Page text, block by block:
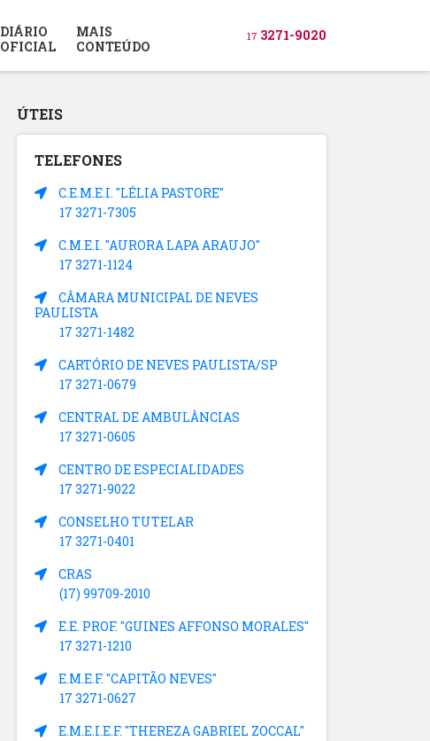
DIÁRIO
OFICIAL
MAIS
CONTEÚDO
17 3271-9020
ÚTEIS
TELEFONES
C.E.M.E.I. "LÉLIA PASTORE"
17 3271-7305
C.M.E.I. "AURORA LAPA ARAUJO"
17 3271-1124
CÂMARA MUNICIPAL DE NEVES
PAULISTA
17 3271-1482
CARTÓRIO DE NEVES PAULISTA/SP
17 3271-0679
CENTRAL DE AMBULÂNCIAS
17 3271-0605
CENTRO DE ESPECIALIDADES
17 3271-9022
CONSELHO TUTELAR
17 3271-0401
CRAS
(17) 99709-2010
E.E. PROF. "GUINES AFFONSO MORALES"
17 3271-1210
E.M.E.F. "CAPITÃO NEVES"
17 3271-0627
E.M.E.I.E.F. "THEREZA GABRIEL ZOCCAL"